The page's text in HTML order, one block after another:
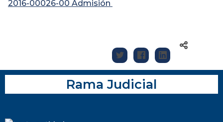
2016-00026-00 Admisión
Rama Judicial